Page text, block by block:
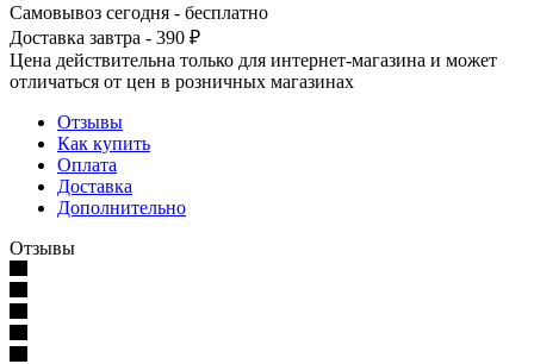
Самовывоз сегодня - бесплатно
Доставка завтра - 390 ₽
Цена действительна только для интернет-магазина и может
отличаться от цен в розничных магазинах
Отзывы
Как купить
Оплата
Доставка
Дополнительно
Отзывы